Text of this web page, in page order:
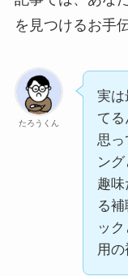
を見つけるお手
たろうくん
実は
て
思っ
ン
趣
る
ッ
用